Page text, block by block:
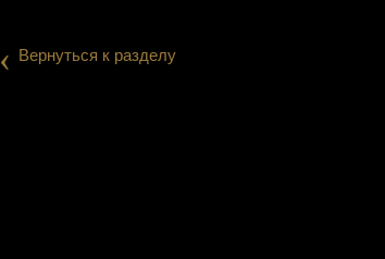
‹ Вернуться к разделу